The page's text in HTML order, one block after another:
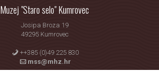
Muzej "Staro selo" Kumrovec
Josipa Broza 19
49295 Kumrovec
++385 (0)49 225 830
mss@mhz.hr